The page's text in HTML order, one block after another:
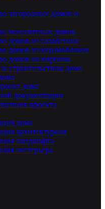
загородных домов и
монолитных домов
домов из газобетона
домов из керамоблоков
домов из кирпича
строительством дома
дома
документации
проекта
дома
архитектурная
ландшафта
экстерьера